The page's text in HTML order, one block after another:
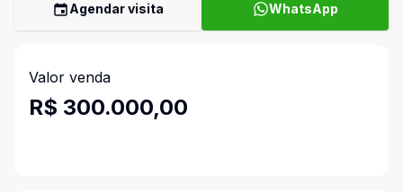
Agendar visita WhatsApp
Valor venda
R$ 300.000,00